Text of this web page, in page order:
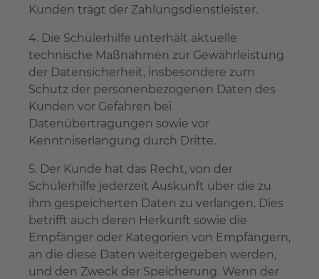
Kunden trägt der Zahlungsdienstleister.
4. Die Schülerhilfe unterhält aktuelle
technische Maßnahmen zur Gewährleistung
der Datensicherheit, insbesondere zum
Schutz der personenbezogenen Daten des
Kunden vor Gefahren bei
Datenübertragungen sowie vor
Kenntniserlangung durch Dritte.
5. Der Kunde hat das Recht, von der
Schülerhilfe jederzeit Auskunft über die zu
ihm gespeicherten Daten zu verlangen. Dies
betrifft auch deren Herkunft sowie die
Empfänger oder Kategorien von Empfängern,
an die diese Daten weitergegeben werden,
und den Zweck der Speicherung. Wenn der